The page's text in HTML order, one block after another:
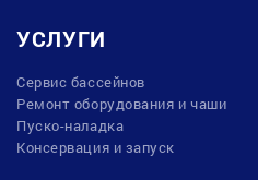
УСЛУГИ
Сервис бассейнов
Ремонт оборудования и чаши
Пуско-наладка
Консервация и запуск